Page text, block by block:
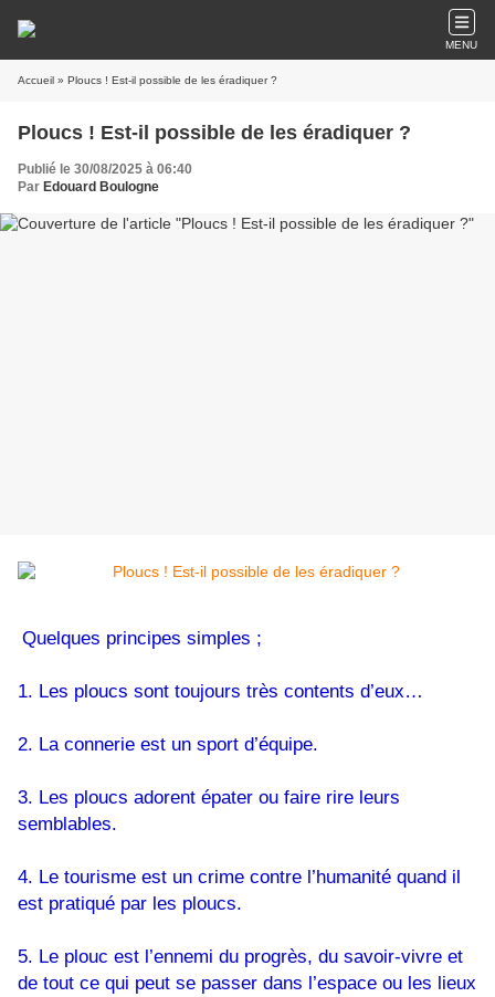
MENU
Accueil » Ploucs ! Est-il possible de les éradiquer ?
Ploucs ! Est-il possible de les éradiquer ?
Publié le 30/08/2025 à 06:40
Par Edouard Boulogne
Quelques principes simples ;
1. Les ploucs sont toujours très contents d’eux…
2. La connerie est un sport d’équipe.
3. Les ploucs adorent épater ou faire rire leurs
semblables.
4. Le tourisme est un crime contre l’humanité quand il
est pratiqué par les ploucs.
5. Le plouc est l’ennemi du progrès, du savoir-vivre et
de tout ce qui peut se passer dans l’espace ou les lieux